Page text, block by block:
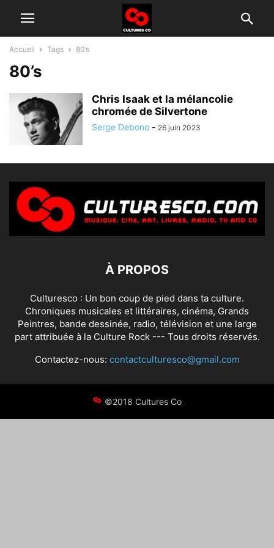
Accueil Tags 80’s
80’s
Chris Isaak et la mélancolie
chromée de Silvertone
Serge Debono - 26 juin 2023
À PROPOS
Culturesco : Un bon coup de pied dans ta culture.
Chroniques musicales et littéraires, cinéma, Grands
Peintres, bande dessinée, radio, télévision et une large
part attribuée à la Culture Rock --- Tous droits réservés.
Contactez-nous: contactculturesco@gmail.com
©2018 Cultures Co